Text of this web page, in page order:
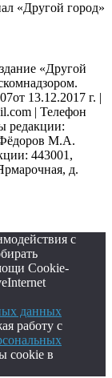
«Другой город»
«Другой
13.12.2017 г. |
| Телефон
редакции:
Фёдоров М.А.
443001,
д.
с
Cookie-
данных
работу с
cookie в